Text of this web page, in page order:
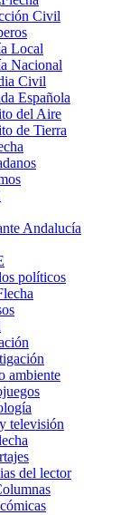
Civil
Local
Nacional
Civil
Española
del Aire
de Tierra
Andalucía
políticos
ambiente
televisión
del lector